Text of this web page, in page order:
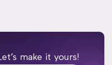
make it yours!